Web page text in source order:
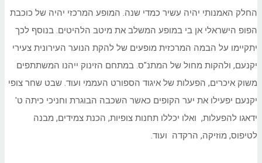
החלק האמנותי יהיה עשיר כמדי שנה. המופע המרכזי יהיה של כוכבת
הפופ הישראלי אן בי במופע המשלב את מיטב הלהיטים. בנוסף לכך
יתקיימו על הבמה המרכזית מופעים של להקת הנוער העירונית צעירי
יקנעם, ולהקות מחול של המתנ"ס. במתחם הזינוק ייהנו המשתתפים
משוק איכרים, הפעלות של איגוד הספורט העממי ועוד. שבט שחר צופי
יקנעם יפעילו את יער הקופים כאשר השכבה הבוגרת וחניכי כיתה ט'
ידאגו להפעלות, ואלו יכללו תחנות צופיות, הכנת צמידים, מבנה
לטיפוס, מוזיקה, הרקדה ועוד.